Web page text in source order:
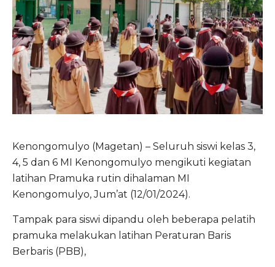
Kenongomulyo (Magetan) – Seluruh siswi kelas 3,
4, 5 dan 6 MI Kenongomulyo mengikuti kegiatan
latihan Pramuka rutin dihalaman MI
Kenongomulyo, Jum’at (12/01/2024).
Tampak para siswi dipandu oleh beberapa pelatih
pramuka melakukan latihan Peraturan Baris
Berbaris (PBB),